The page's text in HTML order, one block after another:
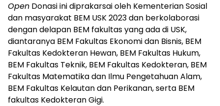
Open Donasi ini diprakarsai oleh Kementerian Sosial
dan masyarakat BEM USK 2023 dan berkolaborasi
dengan delapan BEM fakultas yang ada di USK,
diantaranya BEM Fakultas Ekonomi dan Bisnis, BEM
Fakultas Kedokteran Hewan, BEM Fakultas Hukum,
BEM Fakultas Teknik, BEM Fakultas Kedokteran, BEM
Fakultas Matematika dan Ilmu Pengetahuan Alam,
BEM Fakultas Kelautan dan Perikanan, serta BEM
fakultas Kedokteran Gigi.